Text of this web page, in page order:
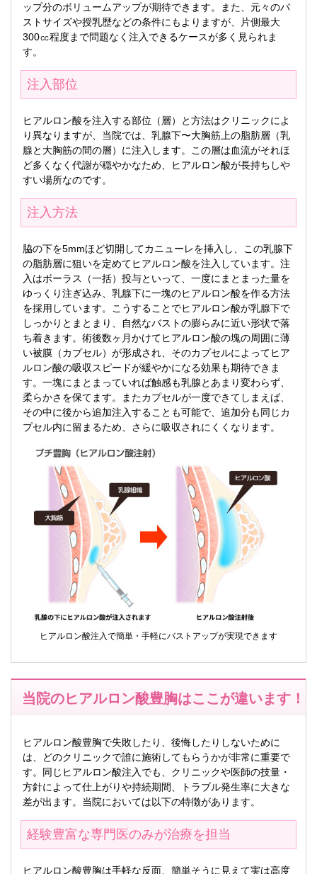
ップ分のボリュームアップが期待できます。また、元々のバ
ストサイズや授乳歴などの条件にもよりますが、片側最大
300㏄程度まで問題なく注入できるケースが多く見られま
す。
注入部位
ヒアルロン酸を注入する部位（層）と方法はクリニックによ
り異なりますが、当院では、乳腺下〜大胸筋上の脂肪層（乳
腺と大胸筋の間の層）に注入します。この層は血流がそれほ
ど多くなく代謝が穏やかなため、ヒアルロン酸が長持ちしや
すい場所なのです。
注入方法
脇の下を5mmほど切開してカニューレを挿入し、この乳腺下
の脂肪層に狙いを定めてヒアルロン酸を注入しています。注
入はボーラス（一括）投与といって、一度にまとまった量を
ゆっくり注ぎ込み、乳腺下に一塊のヒアルロン酸を作る方法
を採用しています。こうすることでヒアルロン酸が乳腺下で
しっかりとまとまり、自然なバストの膨らみに近い形状で落
ち着きます。術後数ヶ月かけてヒアルロン酸の塊の周囲に薄
い被膜（カプセル）が形成され、そのカプセルによってヒア
ルロン酸の吸収スピードが緩やかになる効果も期待できま
す。一塊にまとまっていれば触感も乳腺とあまり変わらず、
柔らかさを保てます。またカプセルが一度できてしまえば、
その中に後から追加注入することも可能で、追加分も同じカ
プセル内に留まるため、さらに吸収されにくくなります。
ヒアルロン酸注入で簡単・手軽にバストアップが実現できます
当院のヒアルロン酸豊胸はここが違います！
ヒアルロン酸豊胸で失敗したり、後悔したりしないために
は、どのクリニックで誰に施術してもらうかが非常に重要で
す。同じヒアルロン酸注入でも、クリニックや医師の技量・
方針によって仕上がりや持続期間、トラブル発生率に大きな
差が出ます。当院においては以下の特徴があります。
経験豊富な専門医のみが治療を担当
ヒアルロン酸豊胸は手軽な反面、簡単そうに見えて実は高度